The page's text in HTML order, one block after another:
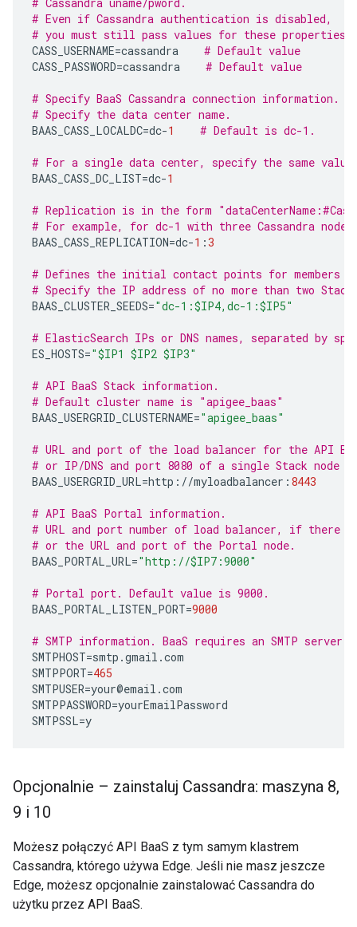
# Even if Cassandra authentication is disabled,
# you must still pass values for these properties.
CASS_USERNAME=cassandra
# Default value
CASS_PASSWORD=cassandra # Default value
# Specify BaaS Cassandra connection information.
# Specify the data center name.
BAAS_CASS_LOCALDC=dc-1 # Default is dc-1.
# For a single data center, specify the same value as
BAAS_CASS_DC_LIST=dc-1
# Replication is in the form
# For example, for dc-1 with three Cassandra
BAAS_CASS_REPLICATION=dc-1 :3
# Defines the initial contact points for members
# Specify the IP address of no more than two
BAAS_CLUSTER_SEEDS="dc-1:$IP4,dc-1:$IP5"
# ElasticSearch IPs or DNS names, separated by
ES_HOSTS="$IP1 $IP2 $IP3"
# API BaaS Stack information.
# Default cluster name is "apigee_baas"
BAAS_USERGRID_CLUSTERNAME="apigee_baas"
# URL and port of the load balancer for the API
# or IP/DNS and port 8080 of a single Stack node
BAAS_USERGRID_URL=http : //myloadbalancer : 8443
# API BaaS Portal information.
# URL and port number of load balancer, if
# or the URL and port of the Portal node.
BAAS_PORTAL_URL="http://$IP7:9000"
# Portal port. Default value is 9000.
BAAS_PORTAL_LISTEN_PORT=9000
# SMTP information. BaaS requires an SMTP server.
SMTPHOST=smtp .gmail .com
SMTPPORT=465
SMTPUSER=your@email .com
SMTPPASSWORD=yourEmailPassword
SMTPSSL=y
Opcjonalnie – zainstaluj Cassandra: maszyna 8,
9 i 10
Możesz połączyć API BaaS z tym samym klastrem
Cassandra, którego używa Edge. Jeśli nie masz jeszcze
Edge, możesz opcjonalnie zainstalować Cassandra do
użytku przez API BaaS.